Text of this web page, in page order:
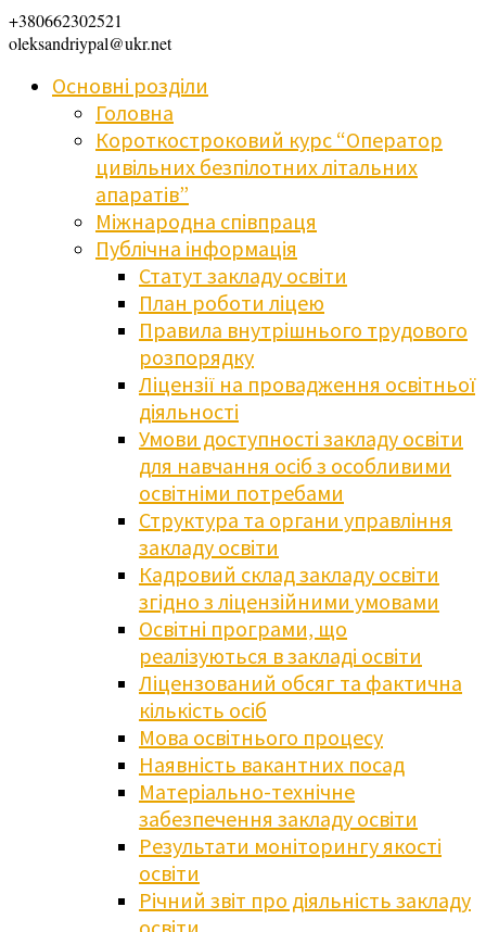
+380662302521
oleksandriypal@ukr.net
Основні розділи
Головна
Короткостроковий курс “Оператор
цивільних безпілотних літальних
апаратів”
Міжнародна співпраця
Публічна інформація
Статут закладу освіти
План роботи ліцею
Правила внутрішнього трудового
розпорядку
Ліцензії на провадження освітньої
діяльності
Умови доступності закладу освіти
для навчання осіб з особливими
освітніми потребами
Структура та органи управління
закладу освіти
Кадровий склад закладу освіти
згідно з ліцензійними умовами
Освітні програми, що
реалізуються в закладі освіти
Ліцензований обсяг та фактична
кількість осіб
Мова освітнього процесу
Наявність вакантних посад
Матеріально-технічне
забезпечення закладу освіти
Результати моніторингу якості
освіти
Річний звіт про діяльність закладу